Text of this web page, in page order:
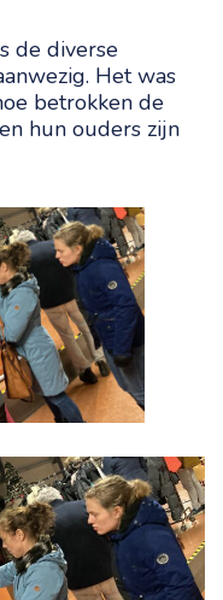
de diverse
Het was
betrokken de
hun ouders zijn